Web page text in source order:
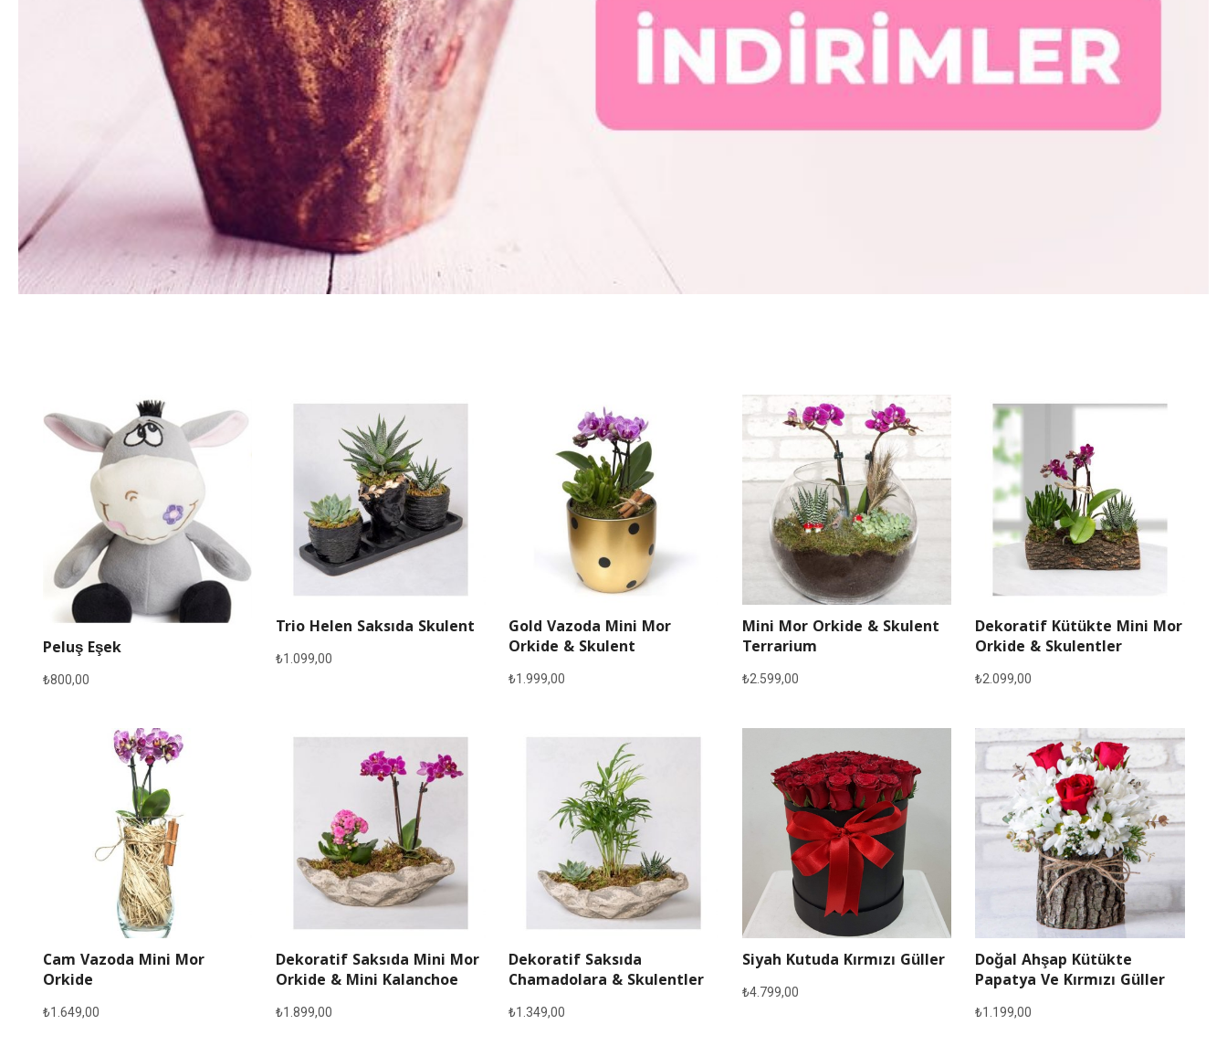
Peluş Eşek
₺800,00
Trio Helen Saksıda Skulent
₺1.099,00
Gold Vazoda Mini Mor
Orkide & Skulent
₺1.999,00
Mini Mor Orkide & Skulent
Terrarium
₺2.599,00
Dekoratif Kütükte Mini Mor
Orkide & Skulentler
₺2.099,00
Cam Vazoda Mini Mor
Orkide
₺1.649,00
Dekoratif Saksıda Mini Mor
Orkide & Mini Kalanchoe
₺1.899,00
Dekoratif Saksıda
Chamadolara & Skulentler
₺1.349,00
Siyah Kutuda Kırmızı Güller
₺4.799,00
Doğal Ahşap Kütükte
Papatya Ve Kırmızı Güller
₺1.199,00